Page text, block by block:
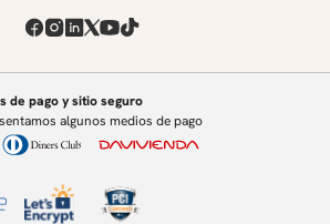
de pago y sitio seguro
algunos medios de pago